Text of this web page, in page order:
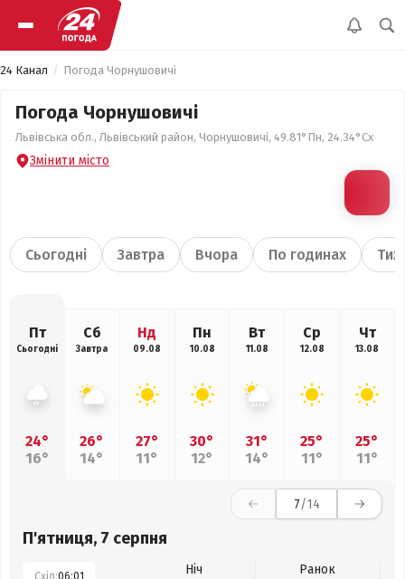
24 Канал Погода Чорнушовичі
Погода Чорнушовичі
Львівська обл., Львівський район, Чорнушовичі, 49.81°Пн, 24.34°Сх
Змінити місто
Сьогодні Завтра Вчора По годинах
Пт
Сьогодні
24°
16°
Сб
Завтра
26°
14°
Нд
09.08
27°
11°
Пн
10.08
30°
12°
Вт
11.08
31°
14°
Ср
12.08
25°
11°
Чт
13.08
25°
11°
7/14
П'ятниця, 7 серпня
Схід:06:01 Ніч
Ранок